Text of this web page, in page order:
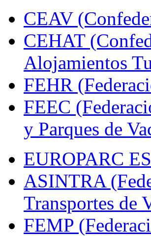
CEAV
CEHAT
Alojamientos
FEHR
FEEC
y Parques de
EUROPARC
ASINTRA
Transportes de
FEMP